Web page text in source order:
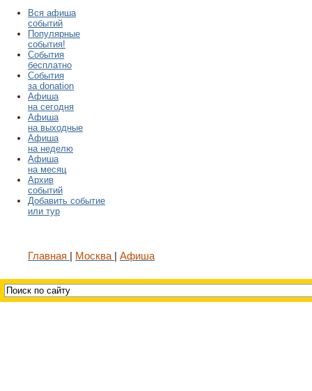
Вся афиша
событий
Популярные
события!
События
бесплатно
События
за donation
Афиша
на сегодня
Афиша
на выходные
Афиша
на неделю
Афиша
на месяц
Архив
событий
Добавить событие
или тур
Главная Москва Афиша